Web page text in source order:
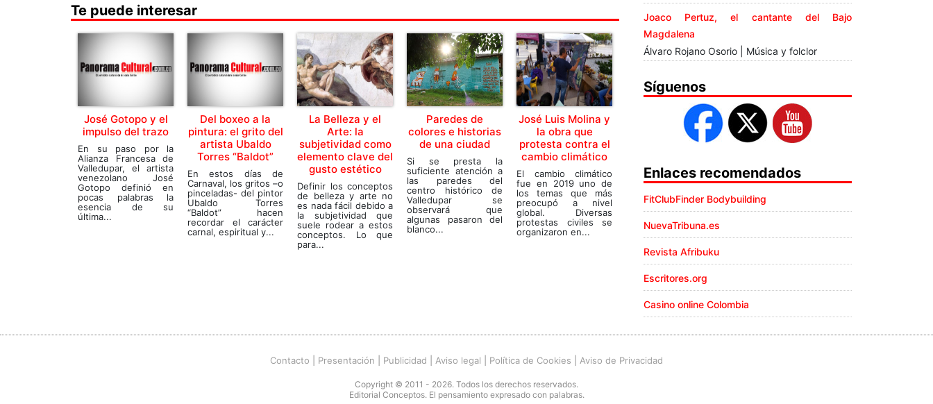
Te puede interesar
José Gotopo y el
impulso del trazo
En su paso por la
Alianza Francesa de
Valledupar, el artista
venezolano José
Gotopo definió en
pocas palabras la
esencia de su
última...
Del boxeo a la
pintura: el grito del
artista Ubaldo
Torres “Baldot”
En estos días de
Carnaval, los gritos –o
pinceladas- del pintor
Ubaldo Torres
“Baldot” hacen
recordar el carácter
carnal, espiritual y...
La Belleza y el
Arte: la
subjetividad como
elemento clave del
gusto estético
Definir los conceptos
de belleza y arte no
es nada fácil debido a
la subjetividad que
suele rodear a estos
conceptos. Lo que
para...
Paredes de
colores e historias
de una ciudad
Si se presta la
suficiente atención a
las paredes del
centro histórico de
Valledupar se
observará que
algunas pasaron del
blanco...
José Luis Molina y
la obra que
protesta contra el
cambio climático
El cambio climático
fue en 2019 uno de
los temas que más
preocupó a nivel
global. Diversas
protestas civiles se
organizaron en...
Joaco Pertuz, el cantante del Bajo
Magdalena
Álvaro Rojano Osorio | Música y folclor
Síguenos
Enlaces recomendados
FitClubFinder Bodybuilding
NuevaTribuna.es
Revista Afribuku
Escritores.org
Casino online Colombia
Contacto Presentación Publicidad Aviso legal Política de Cookies Aviso de Privacidad
Copyright © 2011 - 2026. Todos los derechos reservados.
Editorial Conceptos. El pensamiento expresado con palabras.